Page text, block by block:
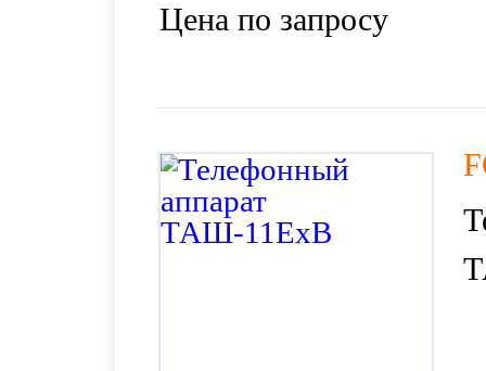
Цена по запросу